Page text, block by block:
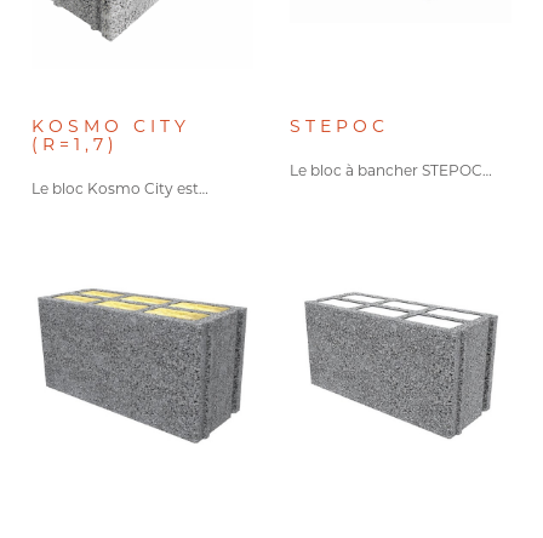
KOSMO CITY
(R=1,7)
Le bloc Kosmo City est…
STEPOC
Le bloc à bancher STEPOC…